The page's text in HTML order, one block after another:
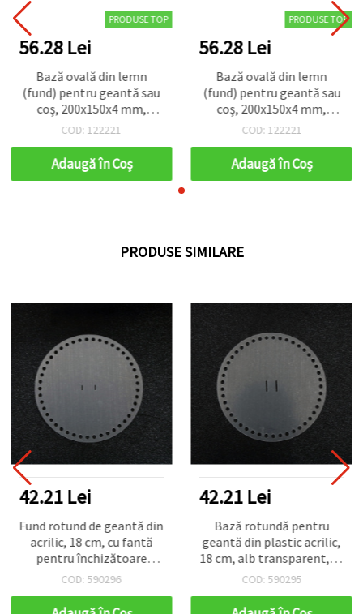
PRODUSE TOP
56.28 Lei
Bază ovală din lemn
(fund) pentru geantă sau
coș, 200x150x4 mm,
diametru orificii: 8 mm,
COD: 122221
Adaugă în Coş
PRODUSE TOP
56.28 Lei
Bază ovală din lemn
(fund) pentru geantă sau
coș, 200x150x4 mm,
diametru orificii: 8 mm,
COD: 122221
Adaugă în Coş
PRODUSE SIMILARE
42.21 Lei
Fund rotund de geantă din
acrilic, 18 cm, cu fantă
pentru închizătoare
0,9x0,2 cm, alb
COD: 590296
42.21 Lei
Bază rotundă pentru
geantă din plastic acrilic,
18 cm, alb transparent, cu
fantă pentru închizătoare
COD: 590295